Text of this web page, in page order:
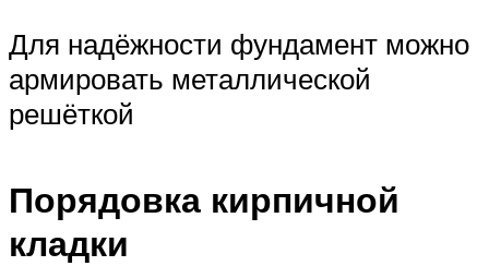
Для надёжности фундамент можно
армировать металлической
решёткой
Порядовка кирпичной
кладки